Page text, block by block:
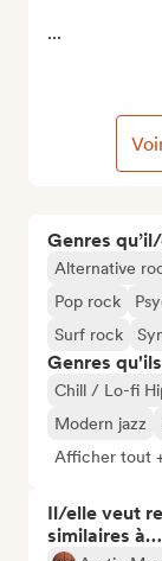
Genres
Alternative
Pop rock
Surf rock
Genres
Chill / Lo-fi
Modern jazz
Afficher tout
Il/elle veut
similaires à…
...